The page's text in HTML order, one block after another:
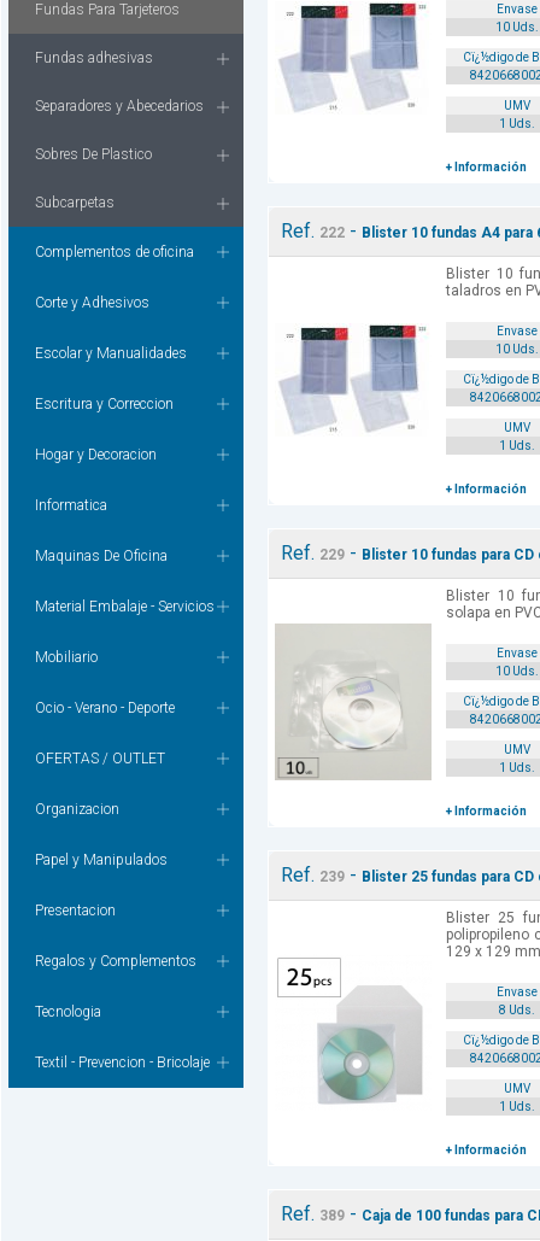
Fundas Para Tarjeteros
Fundas adhesivas
Separadores y Abecedarios
Sobres De Plastico
Subcarpetas
Complementos de oficina
Corte y Adhesivos
Escolar y Manualidades
Escritura y Correccion
Hogar y Decoracion
Informatica
Maquinas De Oficina
Material Embalaje - Servicios
Mobiliario
Ocio - Verano - Deporte
OFERTAS / OUTLET
Organizacion
Papel y Manipulados
Presentacion
Regalos y Complementos
Tecnologia
Textil - Prevencion - Bricolaje
Envase
10 Uds.
Cï¿½digo de
UMV
1 Uds.
+ Información
Ref. 222 - Blister 10 fundas A4
Blister 10
taladros en
Envase
10 Uds.
Cï¿½digo de
UMV
1 Uds.
+ Información
Ref. 229 - Blister 10 fundas para
Blister 10
solapa en
Envase
10 Uds.
Cï¿½digo de
UMV
1 Uds.
+ Información
Ref. 239 - Blister 25 fundas para
Blister 25
polipropileno
129 x 129
Envase
8 Uds.
Cï¿½digo de
UMV
1 Uds.
+ Información
Ref. 389 - Caja de 100 fundas para